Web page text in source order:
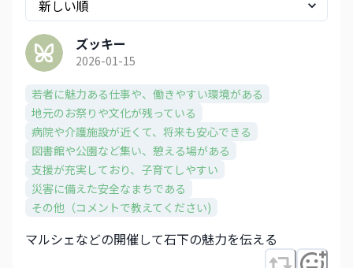
ズッキー
2026-01-15
若者に魅力ある仕事や、働きやすい環境がある
地元のお祭りや文化が残っている
病院や介護施設が近くて、将来も安心できる
図書館や公園など集い、憩える場がある
支援が充実しており、子育てしやすい
災害に備えた安全なまちである
その他（コメントで教えてください)
マルシェなどの開催して石下の魅力を伝える